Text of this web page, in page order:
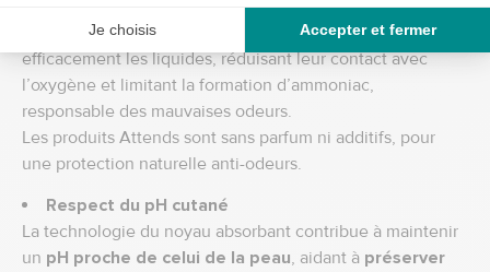
Protection naturelle contre les odeurs
superabsorbant au cœur de la protection enferme
efficacement les liquides, réduisant leur contact avec
l’oxygène et limitant la formation d’ammoniac,
responsable des mauvaises odeurs.
Les produits Attends sont sans parfum ni additifs, pour
une protection naturelle anti-odeurs.
Respect du pH cutané
La technologie du noyau absorbant contribue à maintenir
un pH proche de celui de la peau, aidant à préserver